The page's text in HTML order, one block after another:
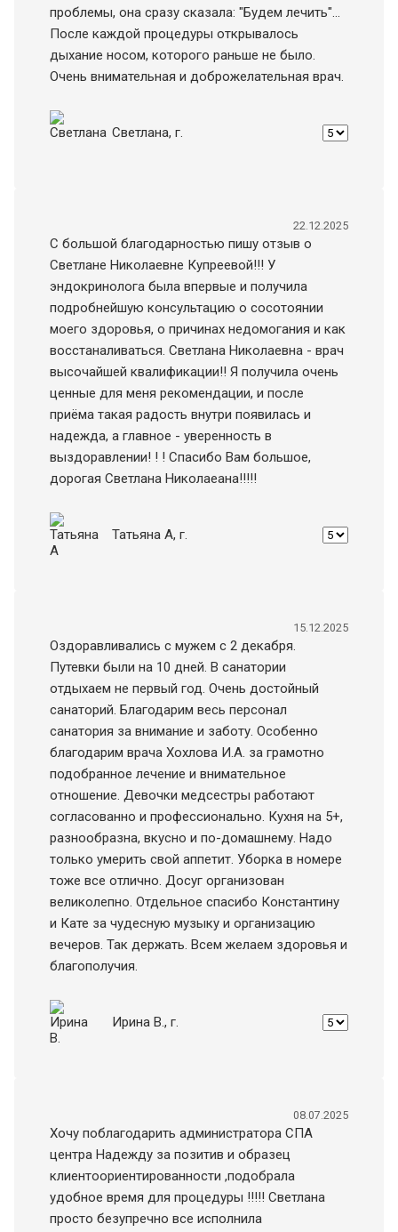
проблемы, она сразу сказала: "Будем лечить"...
После каждой процедуры открывалось
дыхание носом, которого раньше не было.
Очень внимательная и доброжелательная врач.
Светлана, г.
22.12.2025
С большой благодарностью пишу отзыв о
Светлане Николаевне Купреевой!!! У
эндокринолога была впервые и получила
подробнейшую консультацию о сосотоянии
моего здоровья, о причинах недомогания и как
восстаналиваться. Светлана Николаевна - врач
высочайшей квалификации!! Я получила очень
ценные для меня рекомендации, и после
приëма такая радость внутри появилась и
надежда, а главное - уверенность в
выздоравлении! ! ! Спасибо Вам большое,
дорогая Светлана Николаеана!!!!!
Татьяна A, г.
15.12.2025
Оздоравливались с мужем с 2 декабря.
Путевки были на 10 дней. В санатории
отдыхаем не первый год. Очень достойный
санаторий. Благодарим весь персонал
санатория за внимание и заботу. Особенно
благодарим врача Хохлова И.А. за грамотно
подобранное лечение и внимательное
отношение. Девочки медсестры работают
согласованно и профессионально. Кухня на 5+,
разнообразна, вкусно и по-домашнему. Надо
только умерить свой аппетит. Уборка в номере
тоже все отлично. Досуг организован
великолепно. Отдельное спасибо Константину
и Кате за чудесную музыку и организацию
вечеров. Так держать. Всем желаем здоровья и
благополучия.
Ирина В., г.
08.07.2025
Хочу поблагодарить администратора СПА
центра Надежду за позитив и образец
клиентоориентированности ,подобрала
удобное время для процедуры !!!!! Светлана
просто безупречно все исполнила